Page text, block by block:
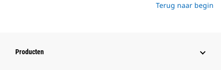
Terug naar begin
Producten